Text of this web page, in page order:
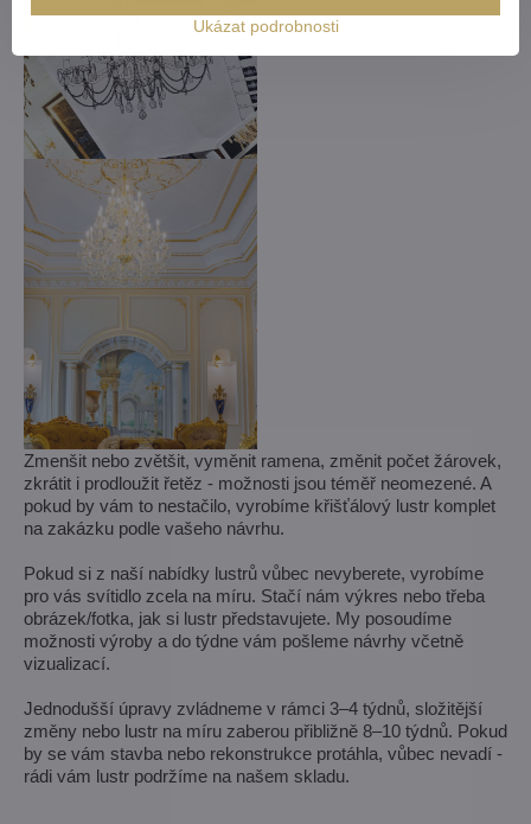
Zmenšit nebo zvětšit, vyměnit ramena, změnit počet žárovek,
zkrátit i prodloužit řetěz - možnosti jsou téměř neomezené. A
pokud by vám to nestačilo, vyrobíme křišťálový lustr komplet
na zakázku podle vašeho návrhu.
Pokud si z naší nabídky lustrů vůbec nevyberete, vyrobíme
pro vás svítidlo zcela na míru. Stačí nám výkres nebo třeba
obrázek/fotka, jak si lustr představujete. My posoudíme
možnosti výroby a do týdne vám pošleme návrhy včetně
vizualizací.
Jednodušší úpravy zvládneme v rámci 3–4 týdnů, složitější
změny nebo lustr na míru zaberou přibližně 8–10 týdnů. Pokud
by se vám stavba nebo rekonstrukce protáhla, vůbec nevadí -
rádi vám lustr podržíme na našem skladu.
Ukázat podrobnosti